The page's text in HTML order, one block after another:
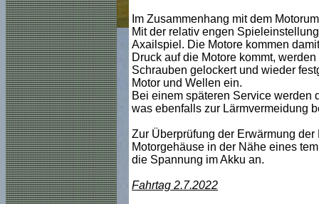
Im Zusammenhang mit dem
Mit der relativ engen
Axailspiel. Die Motore kommen
Druck auf die Motore kommt,
Schrauben gelockert und wieder
Motor und Wellen ein.
Bei einem späteren Service werden
was ebenfalls zur Lärmvermeidung
Zur Überprüfung der Erwärmung
Motorgehäuse in der Nähe eines
die Spannung im Akku an.
Fahrtag 2.7.2022